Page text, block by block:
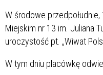
W środowe
Miejskim nr 13 im. Juliana
uroczystość pt. „Wiwat
W tym dniu placówkę